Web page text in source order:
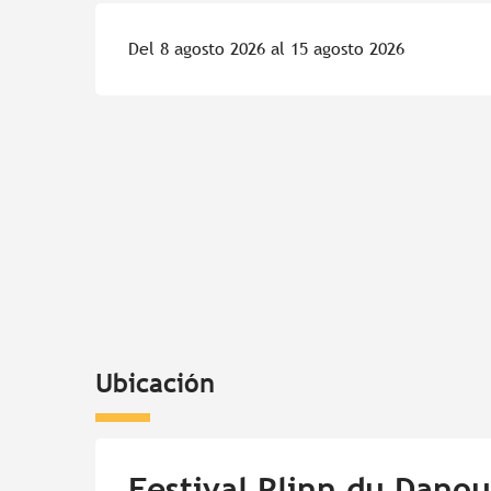
Del 8 agosto 2026 al 15 agosto 2026
Ubicación